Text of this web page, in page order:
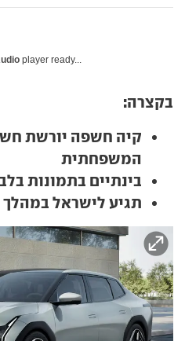
player ready...
בקצרה:
קיה חשפה יורשת
המשפחתית
בינתיים בתמונות
תגיע לישראל